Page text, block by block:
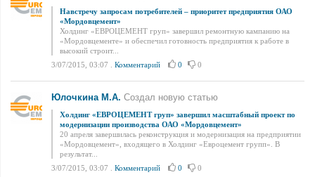
Навстречу запросам потребителей – приоритет предприятия ОАО
«Мордовцемент»
Холдинг «ЕВРОЦЕМЕНТ груп» завершил ремонтную кампанию на
«Мордовцементе» и обеспечил готовность предприятия к работе в
высокий строит...
3/07/2015, 03:07
Комментарий 0 0
Юлочкина М.А. Создал новую статью
Холдинг «ЕВРОЦЕМЕНТ груп» завершил масштабный проект по
модернизации производства ОАО «Мордовцемент»
20 апреля завершилась реконструкция и модернизация на предприятии
«Мордовцемент», входящего в Холдинг «Евроцемент групп». В
результат...
3/07/2015, 03:07
Комментарий 0 0